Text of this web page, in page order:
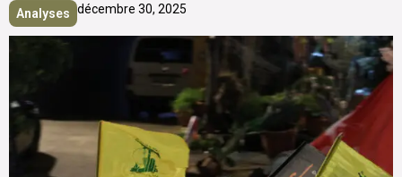
Analyses décembre 30, 2025